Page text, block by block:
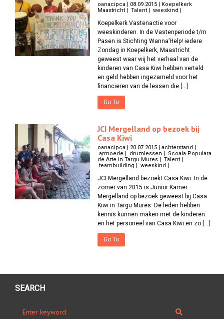
oanacipca | 08.09.2015 | Koepelkerk
Maastricht | Talent | weeskind |
Koepelkerk Vastenactie voor
weeskinderen. In de Vastenperiode t/m
Pasen is Stichting Wanna’Help! iedere
Zondag in Koepelkerk, Maastricht
geweest waar wij het verhaal van de
kinderen van Casa Kiwi hebben verteld
en geld hebben ingezameld voor het
financieren van de lessen die […]
Go To
JCI Mergelland op bezoek bij
Casa Kiwi
oanacipca | 20.07.2015 | achterstand |
armoede | drumlessen | Scoala Populara
de Arte in Targu Mures | Talent |
teambuilding | weeskind |
JCI Mergelland bezoekt Casa Kiwi In de
zomer van 2015 is Junior Kamer
Mergelland op bezoek geweest bij Casa
Kiwi in Targu Mures. De leden hebben
kennis kunnen maken met de kinderen
en het personeel van Casa Kiwi en zo […]
Go To
SEARCH